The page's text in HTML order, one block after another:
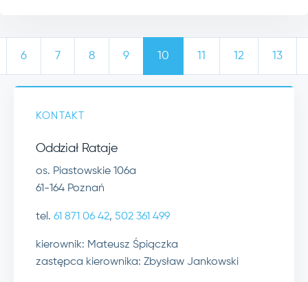
6 7 8 9 10 11 12 13
KONTAKT
Oddział Rataje
os. Piastowskie 106a
61-164 Poznań
tel. 61 871 06 42, 502 361 499
kierownik: Mateusz Śpiączka
zastępca kierownika: Zbysław Jankowski